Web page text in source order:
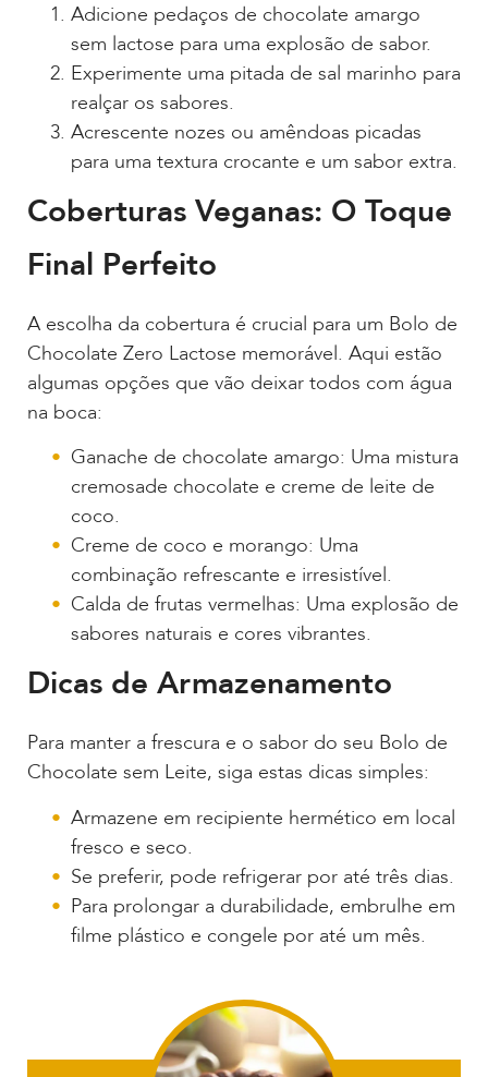
Adicione pedaços de chocolate amargo
sem lactose para uma explosão de sabor.
Experimente uma pitada de sal marinho para
realçar os sabores.
Acrescente nozes ou amêndoas picadas
para uma textura crocante e um sabor extra.
Coberturas Veganas: O Toque
Final Perfeito
A escolha da cobertura é crucial para um Bolo de
Chocolate Zero Lactose memorável. Aqui estão
algumas opções que vão deixar todos com água
na boca:
Ganache de chocolate amargo: Uma mistura
cremosade chocolate e creme de leite de
coco.
Creme de coco e morango: Uma
combinação refrescante e irresistível.
Calda de frutas vermelhas: Uma explosão de
sabores naturais e cores vibrantes.
Dicas de Armazenamento
Para manter a frescura e o sabor do seu Bolo de
Chocolate sem Leite, siga estas dicas simples:
Armazene em recipiente hermético em local
fresco e seco.
Se preferir, pode refrigerar por até três dias.
Para prolongar a durabilidade, embrulhe em
filme plástico e congele por até um mês.